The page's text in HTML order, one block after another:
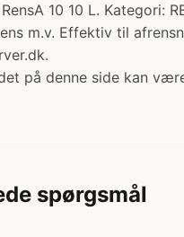
10 10 L. Kategori:
m.v. Effektiv til
på denne side kan
spørgsmål